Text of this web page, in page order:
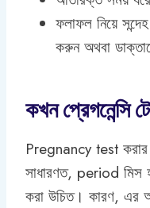
ফলাফল নিয়ে
করুন অথবা
কখন প্রেগনেন্সি
Pregnancy test করার
সাধারণত, period
করা উচিত। কারণ, এর